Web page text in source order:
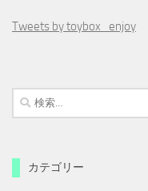
Tweets by toybox_enjoy
検
索:
カテゴリー